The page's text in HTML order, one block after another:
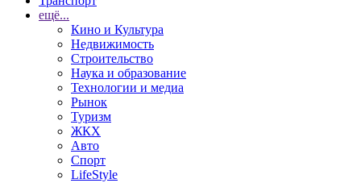
ещё...
Кино и Культура
Недвижимость
Строительство
Наука и образование
Технологии и медиа
Рынок
Туризм
ЖКХ
Авто
Спорт
LifeStyle